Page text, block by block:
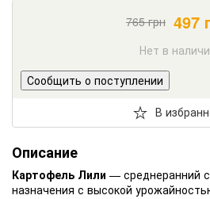
765грн 497
Нет в
Сообщить о поступлении
В
Описание
Картофель Лили — среднеранний
назначения с высокой